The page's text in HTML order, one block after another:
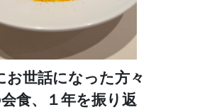
お世話になった方々
食、１年を振り返